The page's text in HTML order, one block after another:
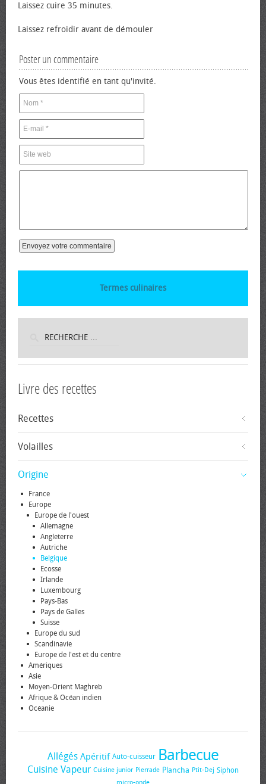
Laissez cuire 35 minutes.
Laissez refroidir avant de démouler
Poster un commentaire
Vous êtes identifié en tant qu'invité.
Termes culinaires
Livre des recettes
Recettes
Volailles
Origine
France
Europe
Europe de l'ouest
Allemagne
Angleterre
Autriche
Belgique
Ecosse
Irlande
Luxembourg
Pays-Bas
Pays de Galles
Suisse
Europe du sud
Scandinavie
Europe de l'est et du centre
Amériques
Asie
Moyen-Orient Maghreb
Afrique & Océan indien
Océanie
Allégés Apéritif Auto-cuisseur Barbecue
Cuisine Vapeur Cuisine junior Pierrade Plancha Ptit-Dej Siphon